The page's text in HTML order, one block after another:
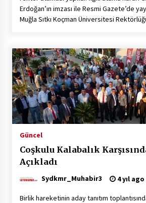
Erdoğan’ın imzası ile Resmi Gazete’de
Muğla Sıtkı Koçman Üniversitesi
Güncel
Coşkulu Kalabalık
Açıkladı
Sydkmr_Muhabir3 4 yıl ago
Birlik hareketinin aday tanıtım